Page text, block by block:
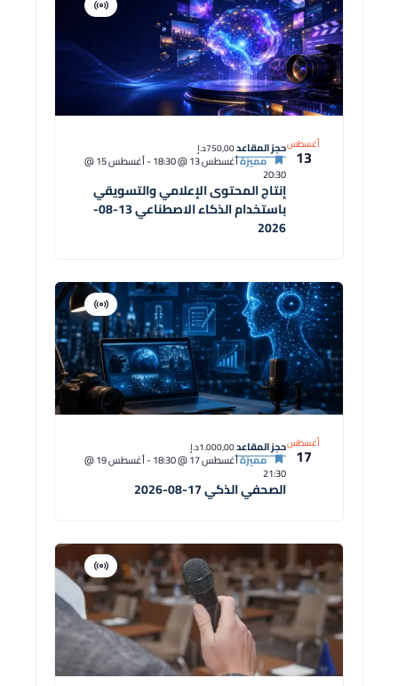
أغسطس
13
إنتاج المحتوى الإعلامي والتسويقي
باستخدام الذكاء الاصطناعي 13-08-
2026
افتراضية
مميزةأغسطس 13 @ 18:30 - أغسطس 15 @
20:30
حجز المقاعد750,00د.إ
أغسطس
17
الصحفي الذكي 17-08-2026
افتراضية
دورة
مميزةأغسطس 17 @ 18:30 - أغسطس 19 @
21:30
حجز المقاعد1.000,00د.إ
افتراضية
دورة